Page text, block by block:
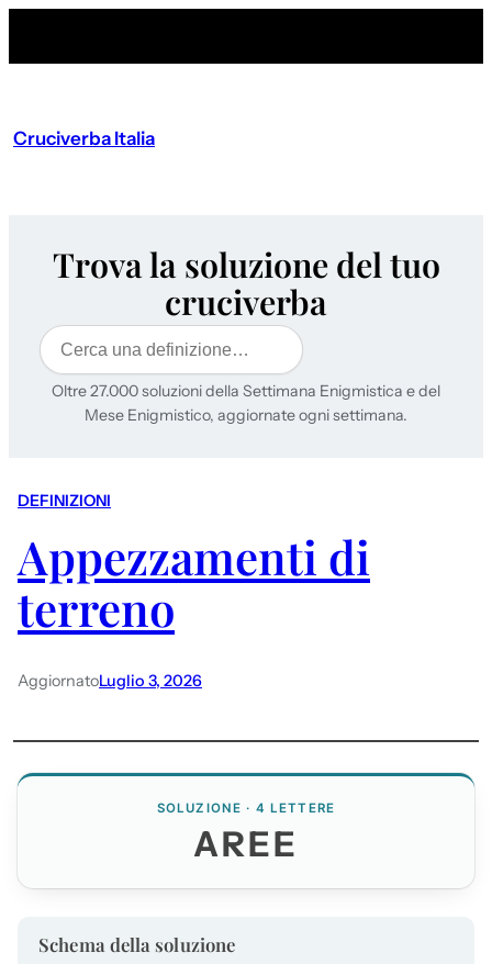
Cruciverba Italia
Trova la soluzione del tuo
cruciverba
Cerca
Oltre 27.000 soluzioni della Settimana Enigmistica e del
Mese Enigmistico, aggiornate ogni settimana.
DEFINIZIONI
Appezzamenti di
terreno
AggiornatoLuglio 3, 2026
SOLUZIONE · 4 LETTERE
AREE
Schema della soluzione